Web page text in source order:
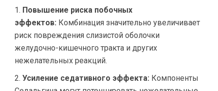
Повышение риска побочных
эффектов: Комбинация значительно увеличивает
риск повреждения слизистой оболочки
желудочно-кишечного тракта и других
нежелательных реакций.
Усиление седативного эффекта: Компоненты